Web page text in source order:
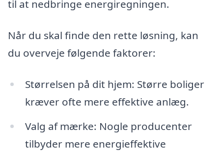
til at nedbringe energiregningen.
Når du skal finde den rette løsning, kan
du overveje følgende faktorer:
Størrelsen på dit hjem: Større boliger
kræver ofte mere effektive anlæg.
Valg af mærke: Nogle producenter
tilbyder mere energieffektive